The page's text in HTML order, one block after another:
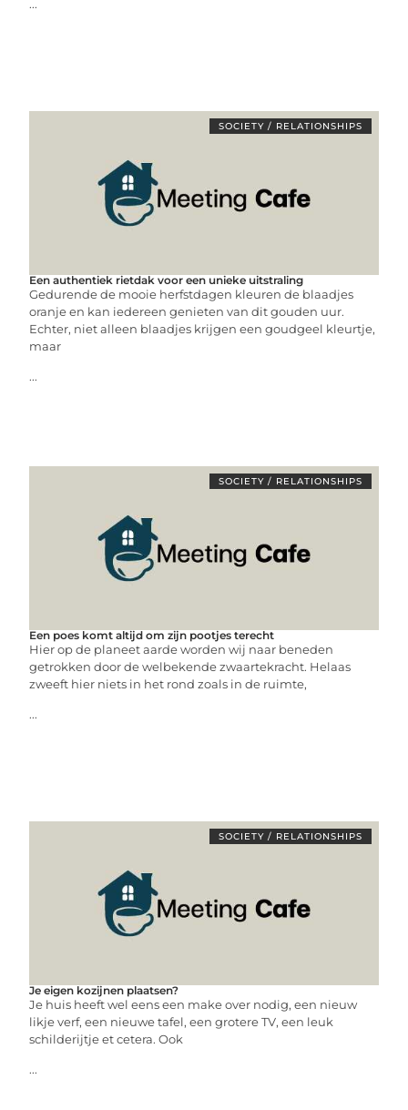
...
SOCIETY / RELATIONSHIPS
Een authentiek rietdak voor een unieke uitstraling
Gedurende de mooie herfstdagen kleuren de blaadjes
oranje en kan iedereen genieten van dit gouden uur.
Echter, niet alleen blaadjes krijgen een goudgeel kleurtje,
maar
...
SOCIETY / RELATIONSHIPS
Een poes komt altijd om zijn pootjes terecht
Hier op de planeet aarde worden wij naar beneden
getrokken door de welbekende zwaartekracht. Helaas
zweeft hier niets in het rond zoals in de ruimte,
...
SOCIETY / RELATIONSHIPS
Je eigen kozijnen plaatsen?
Je huis heeft wel eens een make over nodig, een nieuw
likje verf, een nieuwe tafel, een grotere TV, een leuk
schilderijtje et cetera. Ook
...